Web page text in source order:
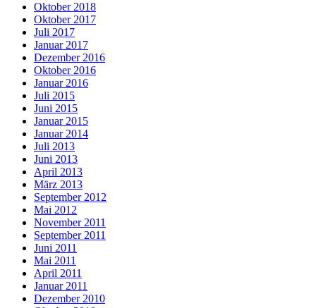
Oktober 2018
Oktober 2017
Juli 2017
Januar 2017
Dezember 2016
Oktober 2016
Januar 2016
Juli 2015
Juni 2015
Januar 2015
Januar 2014
Juli 2013
Juni 2013
April 2013
März 2013
September 2012
Mai 2012
November 2011
September 2011
Juni 2011
Mai 2011
April 2011
Januar 2011
Dezember 2010